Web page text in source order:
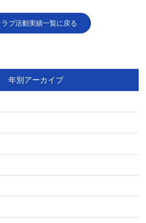
ラブ活動実績一覧に戻る
年別アーカイブ